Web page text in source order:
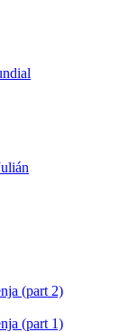
(part 2)
(part 1)